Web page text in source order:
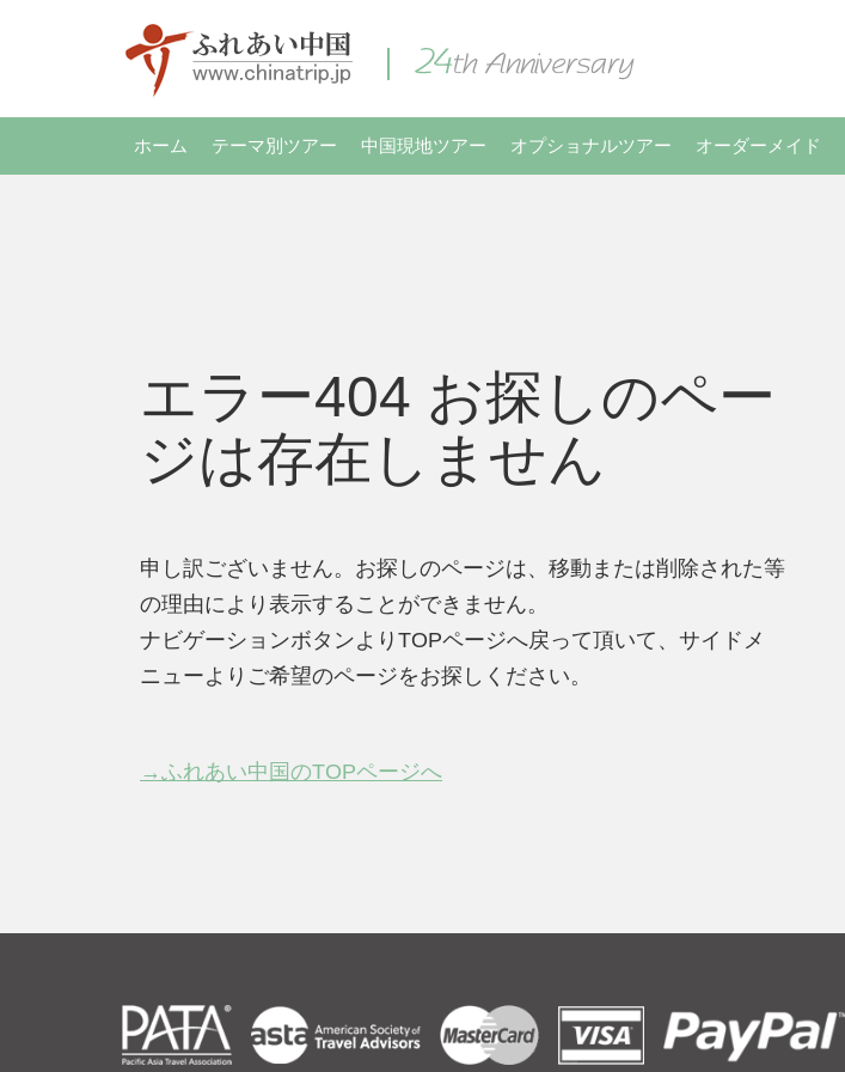
ホーム テーマ別ツアー 中国現地ツアー オプショナルツアー オーダーメイド
エラー404 お探しのペー
ジは存在しません
申し訳ございません。お探しのページは、移動または削除された等
の理由により表示することができません。
ナビゲーションボタンよりTOPページへ戻って頂いて、サイドメ
ニューよりご希望のページをお探しください。
→ふれあい中国のTOPページへ